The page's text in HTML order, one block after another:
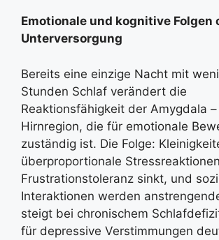
Emotionale und kognitive Folgen
Unterversorgung
Bereits eine einzige Nacht mit
Stunden Schlaf verändert die
Reaktionsfähigkeit der Amygdala
Hirnregion, die für emotionale
zuständig ist. Die Folge:
überproportionale
Frustrationstoleranz sinkt, und
Interaktionen werden
steigt bei chronischem
für depressive Verstimmungen